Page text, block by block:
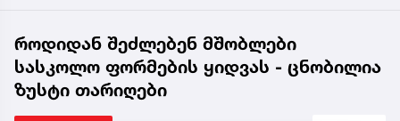
როდიდან შეძლებენ მშობლები
სასკოლო ფორმების ყიდვას - ცნობილია
ზუსტი თარიღები